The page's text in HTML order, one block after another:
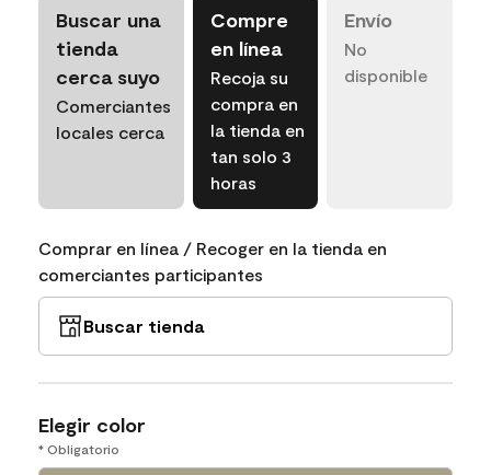
Buscar una
tienda
cerca suyo
Comerciantes
locales cerca
Compre
en línea
Recoja su
compra en
la tienda en
tan solo 3
horas
Envío
No
disponible
Comprar en línea / Recoger en la tienda en
comerciantes participantes
Buscar tienda
Elegir color
* Obligatorio